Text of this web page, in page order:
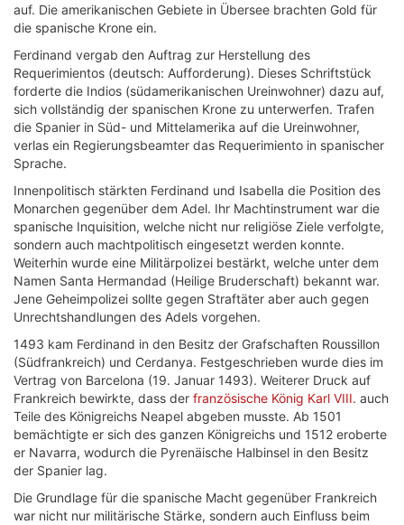
auf. Die amerikanischen Gebiete in Übersee brachten Gold für
die spanische Krone ein.
Ferdinand vergab den Auftrag zur Herstellung des
Requerimientos (deutsch: Aufforderung). Dieses Schriftstück
forderte die Indios (südamerikanischen Ureinwohner) dazu auf,
sich vollständig der spanischen Krone zu unterwerfen. Trafen
die Spanier in Süd- und Mittelamerika auf die Ureinwohner,
verlas ein Regierungsbeamter das Requerimiento in spanischer
Sprache.
Innenpolitisch stärkten Ferdinand und Isabella die Position des
Monarchen gegenüber dem Adel. Ihr Machtinstrument war die
spanische Inquisition, welche nicht nur religiöse Ziele verfolgte,
sondern auch machtpolitisch eingesetzt werden konnte.
Weiterhin wurde eine Militärpolizei bestärkt, welche unter dem
Namen Santa Hermandad (Heilige Bruderschaft) bekannt war.
Jene Geheimpolizei sollte gegen Straftäter aber auch gegen
Unrechtshandlungen des Adels vorgehen.
1493 kam Ferdinand in den Besitz der Grafschaften Roussillon
(Südfrankreich) und Cerdanya. Festgeschrieben wurde dies im
Vertrag von Barcelona (19. Januar 1493). Weiterer Druck auf
Frankreich bewirkte, dass der französische König Karl VIII. auch
Teile des Königreichs Neapel abgeben musste. Ab 1501
bemächtigte er sich des ganzen Königreichs und 1512 eroberte
er Navarra, wodurch die Pyrenäische Halbinsel in den Besitz
der Spanier lag.
Die Grundlage für die spanische Macht gegenüber Frankreich
war nicht nur militärische Stärke, sondern auch Einfluss beim